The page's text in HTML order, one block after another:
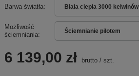
Barwa światła Biała ciepła 3000 kelwinów
Możliwość
ściemniania
Ściemnianie pilotem
6 139,00 zł brutto / szt.